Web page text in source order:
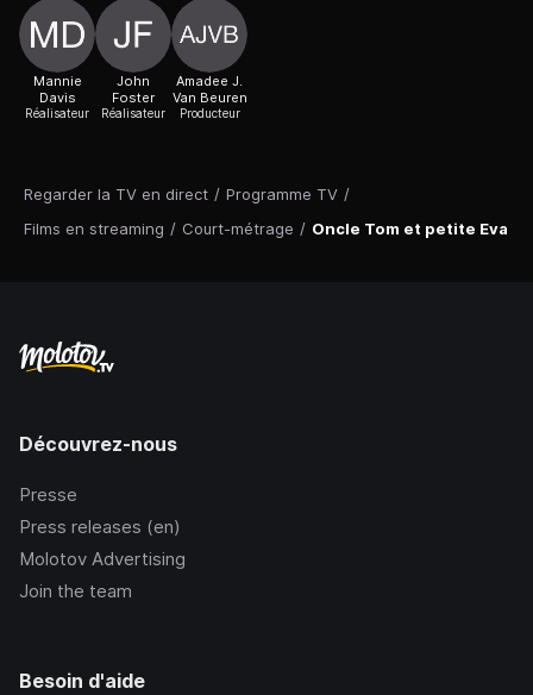
Regarder la TV en direct / Programme TV /
Films en streaming / Court-métrage / Oncle Tom et petite Eva
Mannie
Davis
Réalisateur
John
Foster
Réalisateur
Amadee J.
Van Beuren
Producteur
Découvrez-nous
Presse
Press releases (en)
Molotov Advertising
Join the team
Besoin d'aide